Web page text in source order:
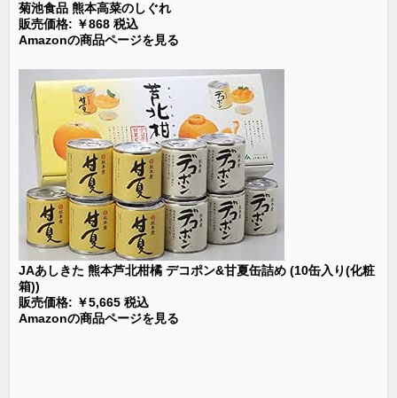
菊池食品 熊本高菜のしぐれ
販売価格: ￥868 税込
Amazonの商品ページを見る
JAあしきた 熊本芦北柑橘 デコポン&甘夏缶詰め (10缶入り(化粧
箱))
販売価格: ￥5,665 税込
Amazonの商品ページを見る